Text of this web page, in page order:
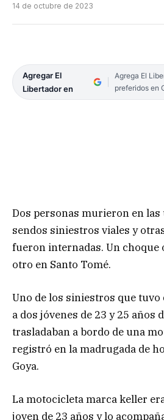
14 de octubre de 2023
Agregar El
Libertador en
Agrega El
preferidos en
Dos personas murieron en
sendos siniestros viales y
fueron internadas. Un choque
otro en Santo Tomé.
Uno de los siniestros que
a dos jóvenes de 23 y 25 años
trasladaban a bordo de una
registró en la madrugada de
Goya.
La motocicleta marca keller
joven de 23 años y lo